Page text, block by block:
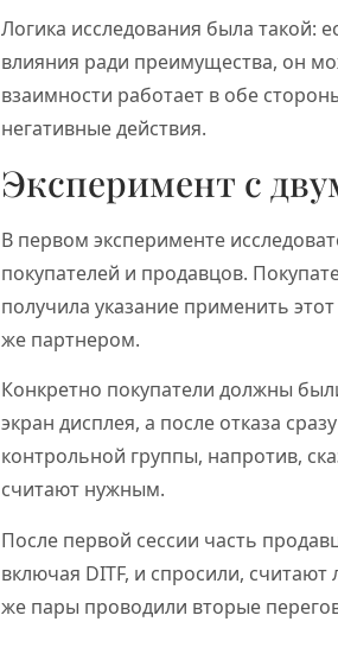
Логика исследования была такой:
влияния ради преимущества, он
взаимности работает в обе
негативные действия.
Эксперимент с
В первом эксперименте
покупателей и продавцов.
получила указание применить
же партнером.
Конкретно покупатели должны
экран дисплея, а после отказа
контрольной группы, напротив,
считают нужным.
После первой сессии часть
включая DITF, и спросили,
же пары проводили вторые